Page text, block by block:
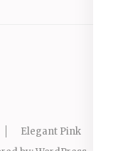
Elegant Pink